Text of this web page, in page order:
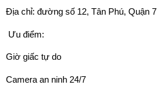
Địa chỉ: đường số 12, Tân Phú, Quận 7
️ Ưu điểm:
Giờ giấc tự do
Camera an ninh 24/7